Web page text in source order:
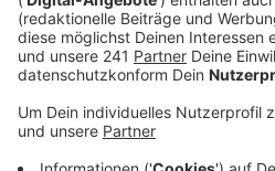
Länderkoalitionsvertrags –
Gebäudeenergiegesetzt
Bund.
Anzeige